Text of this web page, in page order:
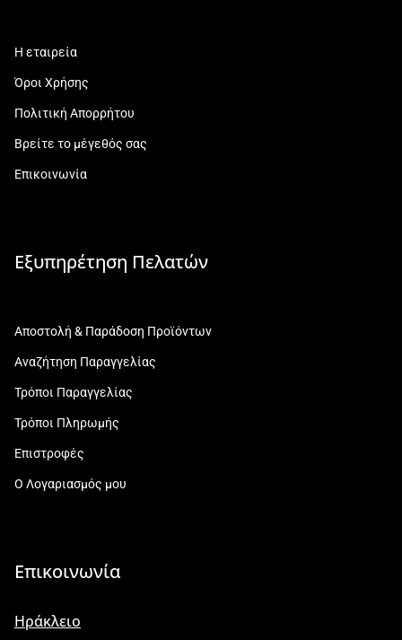
Η εταιρεία
Όροι Χρήσης
Πολιτική Απορρήτου
Βρείτε το μέγεθός σας
Επικοινωνία
Εξυπηρέτηση Πελατών
Αποστολή & Παράδοση Προϊόντων
Αναζήτηση Παραγγελίας
Τρόποι Παραγγελίας
Τρόποι Πληρωμής
Επιστροφές
Ο Λογαριασμός μου
Επικοινωνία
Ηράκλειο